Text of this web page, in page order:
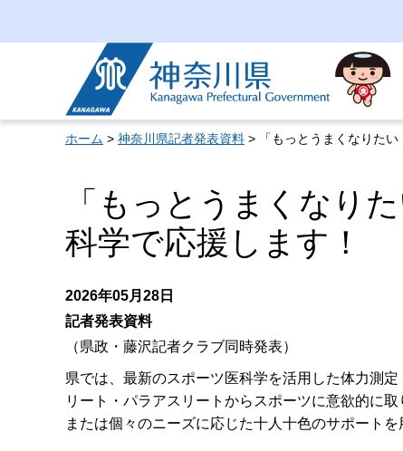
神奈川県
ホーム > 神奈川県記者発表資料 > 「もっとうまくなりたい
「もっとうまくなり
科学で応援します！
2026年05月28日
記者発表資料
（県政・藤沢記者クラブ同時発表）
県では、最新のスポーツ医科学を活用した体力測
リート・パラアスリートからスポーツに意欲的に
または個々のニーズに応じた十人十色のサポート